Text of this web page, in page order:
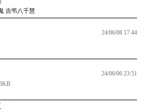
吉弔八千慧
24/06/08 17:44
24/06/06 23:51